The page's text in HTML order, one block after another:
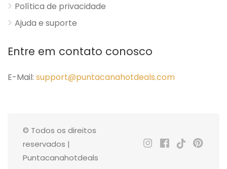
Política de privacidade
Ajuda e suporte
Entre em contato conosco
E-Mail: support@puntacanahotdeals.com
© Todos os direitos
reservados |
Puntacanahotdeals